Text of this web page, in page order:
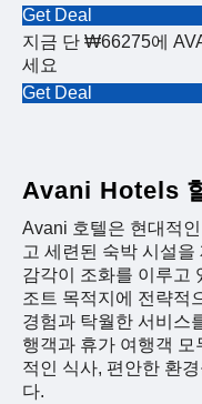
Get Deal
지금 단 ₩66275에
세요
Get Deal
Avani Hotels
Avani 호텔은 현대적
고 세련된 숙박 시설을
감각이 조화를 이루고
조트 목적지에 전략적
경험과 탁월한 서비스
행객과 휴가 여행객
적인 식사, 편안한 환
다.